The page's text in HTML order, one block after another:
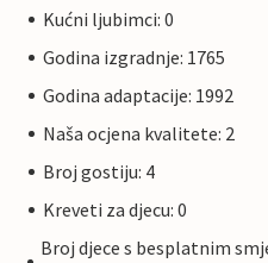
Kućni ljubimci: 0
Godina izgradnje: 1765
Godina adaptacije: 1992
Naša ocjena kvalitete: 2
Broj gostiju: 4
Kreveti za djecu: 0
Broj djece s besplatnim